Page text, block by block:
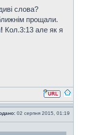
слова?
прощали.
Кол.3:13 але як я
02 серпня 2015, 01:19